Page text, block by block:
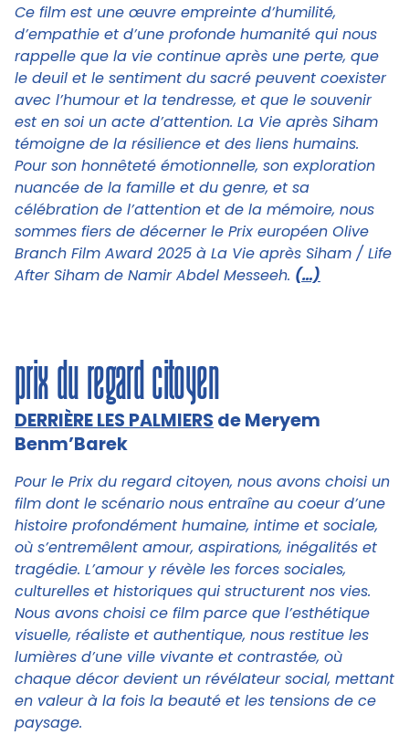
Ce film est une œuvre empreinte d’humilité,
d’empathie et d’une profonde humanité qui nous
rappelle que la vie continue après une perte, que
le deuil et le sentiment du sacré peuvent coexister
avec l’humour et la tendresse, et que le souvenir
est en soi un acte d’attention. La Vie après Siham
témoigne de la résilience et des liens humains.
Pour son honnêteté émotionnelle, son exploration
nuancée de la famille et du genre, et sa
célébration de l’attention et de la mémoire, nous
sommes fiers de décerner le Prix européen Olive
Branch Film Award 2025 à La Vie après Siham / Life
After Siham de Namir Abdel Messeeh. (…)
prix du regard citoyen
DERRIÈRE LES PALMIERS de Meryem
Benm’Barek
Pour le Prix du regard citoyen, nous avons choisi un
film dont le scénario nous entraîne au coeur d’une
histoire profondément humaine, intime et sociale,
où s’entremêlent amour, aspirations, inégalités et
tragédie. L’amour y révèle les forces sociales,
culturelles et historiques qui structurent nos vies.
Nous avons choisi ce film parce que l’esthétique
visuelle, réaliste et authentique, nous restitue les
lumières d’une ville vivante et contrastée, où
chaque décor devient un révélateur social, mettant
en valeur à la fois la beauté et les tensions de ce
paysage.